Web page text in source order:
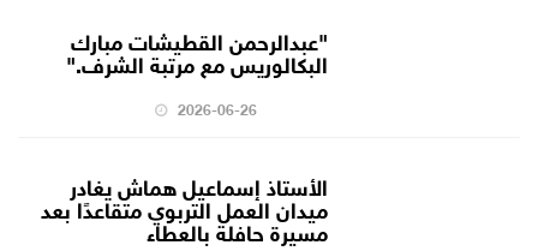
"عبدالرحمن القطيشات مبارك
البكالوريس مع مرتبة الشرف."
2026-06-26
الأستاذ إسماعيل هماش يغادر
ميدان العمل التربوي متقاعدًا بعد
مسيرة حافلة بالعطاء